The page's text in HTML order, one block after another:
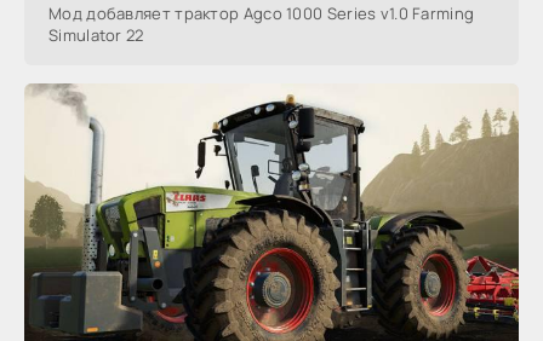
Мод добавляет трактор Agco 1000 Series v1.0 Farming
Simulator 22